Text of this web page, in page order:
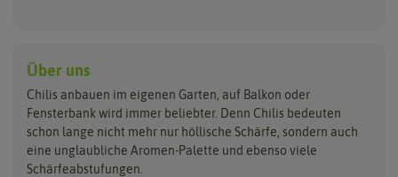
Anzucht, Kultivierung
& Ernte
Buzzy Seeds
Carl Pabst
COMPO
Gusta Garden
Jiffy
Über uns
Chilis anbauen im eigenen Garten, auf Balkon oder
Fensterbank wird immer beliebter. Denn Chilis bedeuten
schon lange nicht mehr nur höllische Schärfe, sondern auch
eine unglaubliche Aromen-Palette und ebenso viele
Schärfeabstufungen.